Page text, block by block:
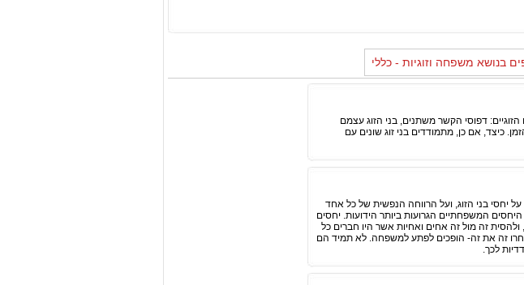
בנושא משפחה וזוגיות - כללי
דפוסי הקשר משתנים, בני הזוג עצמם
כיצד, אם כן, מתמודדים בני זוג שונים עם
יחסי בני הזוג, ועל הרווחה הנפשית של כל אחד
המשפחתיים הגרועות ביותר הידועות. יחסים
ולהסית זה מול זה אחים ואחיות אשר היו חברים כל
זה את זה- הופכים לפתע למשפחה. לא תמיד הם
לכך.